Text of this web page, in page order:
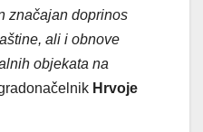
značajan doprinos
ali i obnove
objekata na
Hrvoje